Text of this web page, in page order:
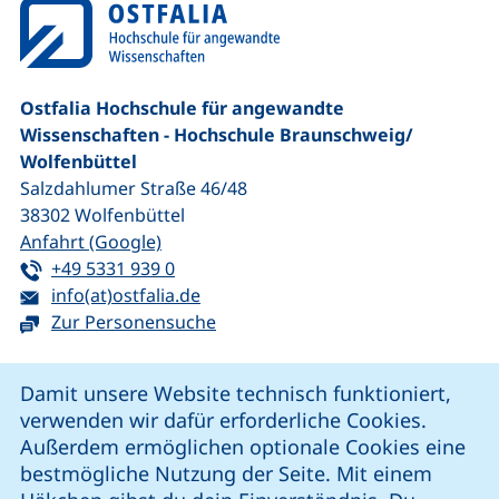
Damit unsere Website technisch funktioniert,
verwenden wir dafür erforderliche Cookies.
Außerdem ermöglichen optionale Cookies eine
bestmögliche Nutzung der Seite. Mit einem
Ostfalia Hochschule für angewandte
Wissenschaften - Hochschule Braunschweig/​
Wolfenbüttel
Salzdahlumer Straße 46/48
38302Wolfenbüttel
Anfahrt (Google)(externer Link, öffnet neues Fenster)
Tel:
+49 5331 939 0(startet einen Telefonanruf, wenn Ihr
E-Mail:
info(at)ostfalia.de(öffnet Ihr E-Mail-Programm)
Zur Personensuche
unsere Facebook-Seite (externer Link, öffnet neues
unsere LinkedIn-Seite (externer Link, öffnet
unsere Instagram-Seite (externer Link,
unsere YouTube-Seite (externer